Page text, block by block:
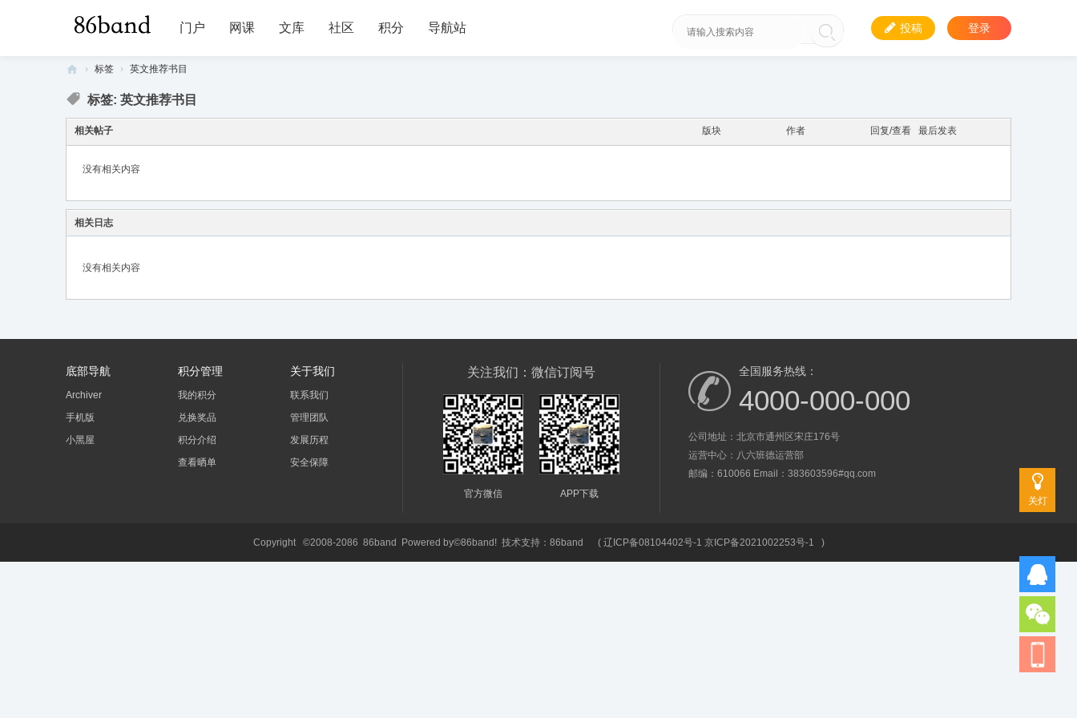
关灯
门户 网课 文库 社区 积分 导航站 登录
投稿
86
ba
nd
› 标签 › 英文推荐书目
标签: 英文推荐书目
相关帖子 版块 作者 回复/查看 最后发表
没有相关内容
相关日志
没有相关内容
底部导航
Archiver
手机版
小黑屋
积分管理
我的积分
兑换奖品
积分介绍
查看晒单
关于我们
联系我们
管理团队
发展历程
安全保障
关注我们：微信订阅号
官方微信 APP下载
全国服务热线：
4000-000-000
公司地址：北京市通州区宋庄176号
运营中心：八六班德运营部
邮编：610066 Email：383603596#qq.com
Copyright ©2008-2086 86band Powered by©86band! 技术支持： 86band ( 辽ICP备08104402号-1 京ICP备2021002253号-1 )